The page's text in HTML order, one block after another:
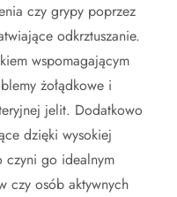
czy grypy poprzez
odkrztuszanie.
wspomagającym
żołądkowe i
jelit. Dodatkowo
dzięki wysokiej
czyni go idealnym
czy osób aktywnych